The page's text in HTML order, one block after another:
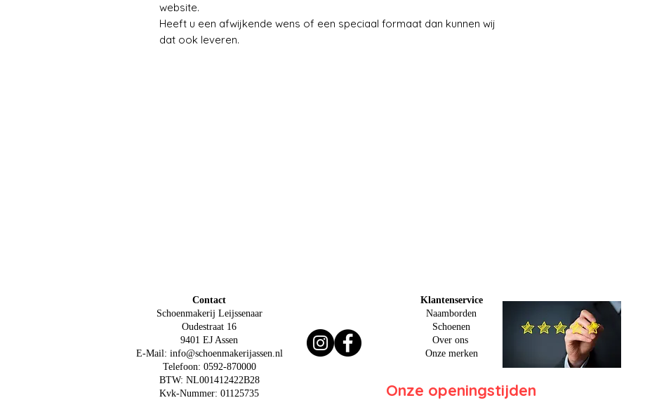
website.
Heeft u een afwijkende wens of een speciaal formaat dan kunnen wij
dat ook leveren.
Contact
Schoenmakerij Leijssenaar
Oudestraat 16
9401 EJ Assen
E-Mail: info@schoenmakerijassen.nl
Telefoon: 0592-870000
BTW: NL001412422B28
Kvk-Nummer: 01125735
Klantenservice
Naamborden
Schoenen
Over ons
Onze merken
Onze openingstijden